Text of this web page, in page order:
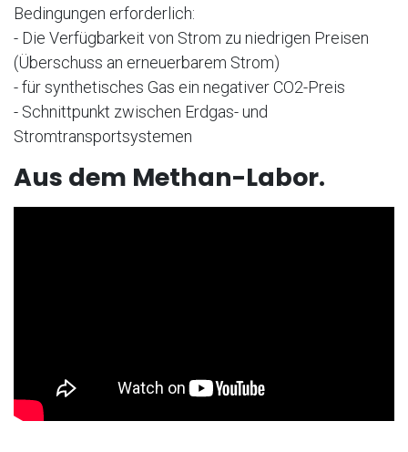
Bedingungen erforderlich:
- Die Verfügbarkeit von Strom zu niedrigen Preisen
(Überschuss an erneuerbarem Strom)
- für synthetisches Gas ein negativer CO2-Preis
- Schnittpunkt zwischen Erdgas- und
Stromtransportsystemen
Aus dem Methan-Labor.